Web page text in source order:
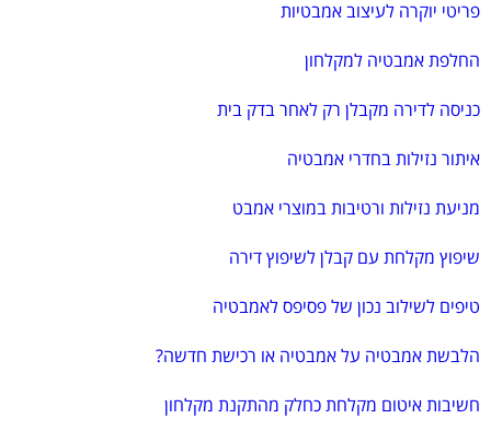
פריטי יוקרה לעיצוב אמבטיות
החלפת אמבטיה למקלחון
כניסה לדירה מקבלן רק לאחר בדק בית
איתור נזילות בחדרי אמבטיה
מניעת נזילות ורטיבות במוצרי אמבט
שיפוץ מקלחת עם קבלן לשיפוץ דירה
טיפים לשילוב נכון של פסיפס לאמבטיה
הלבשת אמבטיה על אמבטיה או רכישת חדשה?
חשיבות איטום מקלחת כחלק מהתקנת מקלחון